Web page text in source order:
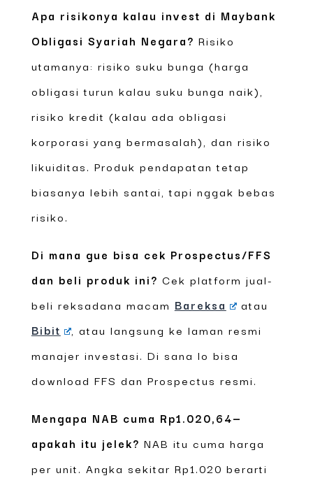
Apa risikonya kalau invest di Maybank
Obligasi Syariah Negara? Risiko
utamanya: risiko suku bunga (harga
obligasi turun kalau suku bunga naik),
risiko kredit (kalau ada obligasi
korporasi yang bermasalah), dan risiko
likuiditas. Produk pendapatan tetap
biasanya lebih santai, tapi nggak bebas
risiko.
Di mana gue bisa cek Prospectus/FFS
dan beli produk ini? Cek platform jual-
beli reksadana macam Bareksa
atau
Bibit
, atau langsung ke laman resmi
manajer investasi. Di sana lo bisa
download FFS dan Prospectus resmi.
Mengapa NAB cuma Rp1.020,64—
apakah itu jelek? NAB itu cuma harga
per unit. Angka sekitar Rp1.020 berarti